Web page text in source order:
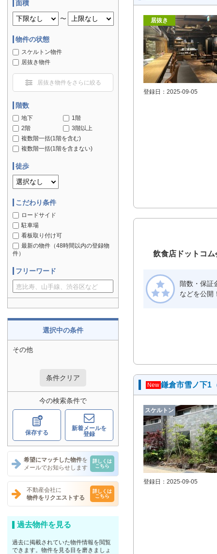
面積
〜
物件の状態
スケルトン物件
居抜き物件
居抜き物件をさらに絞る
階数
地下
1階
2階
3階以上
複数階一括(1階を含む)
複数階一括(1階を含まない)
徒歩
こだわり条件
ロードサイド
駐車場
看板取り付け可
最新の物件（48時間以内の登録物
件）
フリーワード
選択中の条件
その他
条件クリア
今の検索条件で
保存する
新着メールを
登録
希望にマッチした物件を
メールでお知らせします
詳しくは
こちら
不動産会社に
物件をリクエストする
詳しくは
こちら
過去物件を見る
過去に掲載されていた物件情報を閲覧
できます。物件を見る目を磨きましょ
居抜き
登録日：2025-09-05
飲食店ドットコ
階数・保証
などを公開
New 鎌倉市雪ノ下1
スケルトン
登録日：2025-09-05